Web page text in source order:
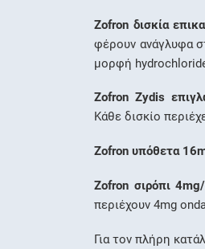
Zofron δισκία
φέρουν ανάγλυφα
μορφή
Zofron Zydis
Κάθε δισκίο
Zofron υπόθετα
Zofron σιρόπι
περιέχουν 4mg
Για τον πλήρη